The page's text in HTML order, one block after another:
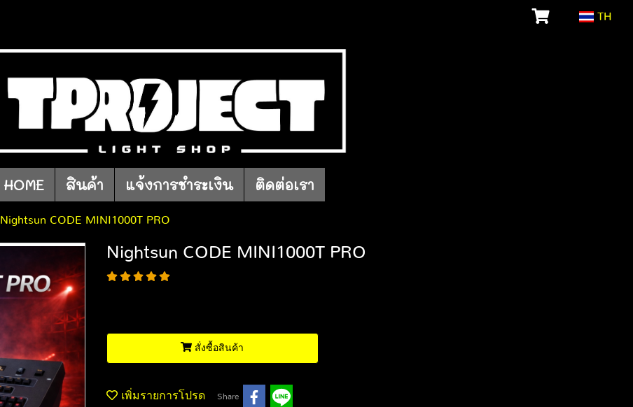
TH
HOME สินค้า แจ้งการชำระเงิน ติดต่อเรา
Nightsun CODE MINI1000T PRO
Nightsun CODE MINI1000T PRO
สั่งซื้อสินค้า
เพิ่มรายการโปรด Share